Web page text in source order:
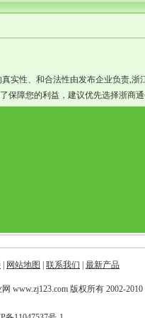
实性、和合法性由发布企业负责,浙
保障您的利益，建议优先选择浙商通
网站地图 联系我们 最新产品
www.zj123.com 版权所有 2002-2010